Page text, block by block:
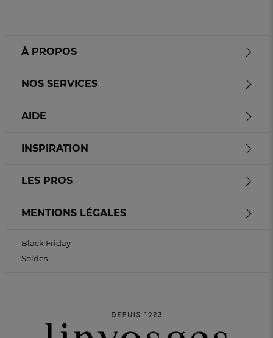
À PROPOS
NOS SERVICES
AIDE
INSPIRATION
LES PROS
MENTIONS LÉGALES
Black Friday
Soldes